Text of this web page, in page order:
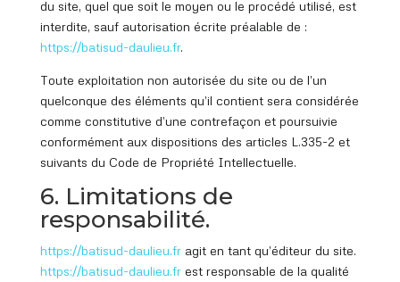
du site, quel que soit le moyen ou le procédé utilisé, est
interdite, sauf autorisation écrite préalable de :
https://batisud-daulieu.fr.
Toute exploitation non autorisée du site ou de l’un
quelconque des éléments qu’il contient sera considérée
comme constitutive d’une contrefaçon et poursuivie
conformément aux dispositions des articles L.335-2 et
suivants du Code de Propriété Intellectuelle.
6. Limitations de
responsabilité.
https://batisud-daulieu.fragit en tant qu’éditeur du site.
https://batisud-daulieu.frest responsable de la qualité